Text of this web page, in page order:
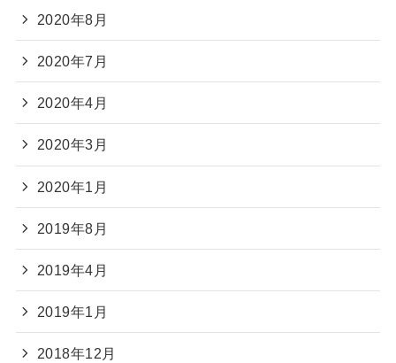
2020年8月
2020年7月
2020年4月
2020年3月
2020年1月
2019年8月
2019年4月
2019年1月
2018年12月